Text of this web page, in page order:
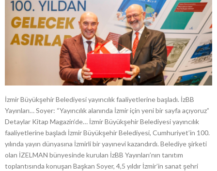
İzmir Büyükşehir Belediyesi yayıncılık faaliyetlerine başladı. İzBB
Yayınları… Soyer: “Yayıncılık alanında İzmir için yeni bir sayfa açıyoruz”
Detaylar Kitap Magazin‘de… İzmir Büyükşehir Belediyesi yayıncılık
faaliyetlerine başladı İzmir Büyükşehir Belediyesi, Cumhuriyet’in 100.
yılında yayın dünyasına İzmirli bir yayınevi kazandırdı. Belediye şirketi
olan İZELMAN bünyesinde kurulan İzBB Yayınları’nın tanıtım
toplantısında konuşan Başkan Soyer, 4,5 yıldır İzmir’in sanat şehri